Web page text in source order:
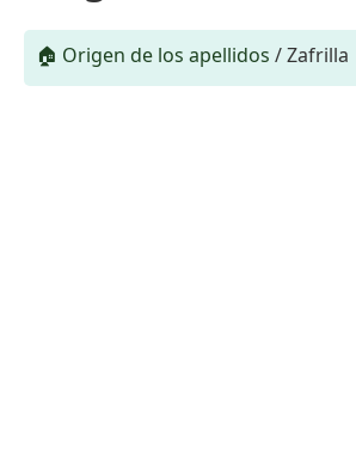
🏠 Origen de los apellidos /Zafrilla